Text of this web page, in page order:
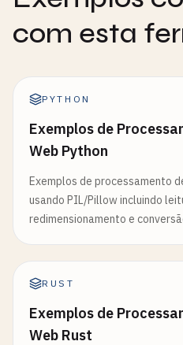
com esta
PYTHON
Exemplos de
Web Python
Exemplos de processamento
usando PIL/Pillow incluindo
redimensionamento e
RUST
Exemplos de
Web Rust